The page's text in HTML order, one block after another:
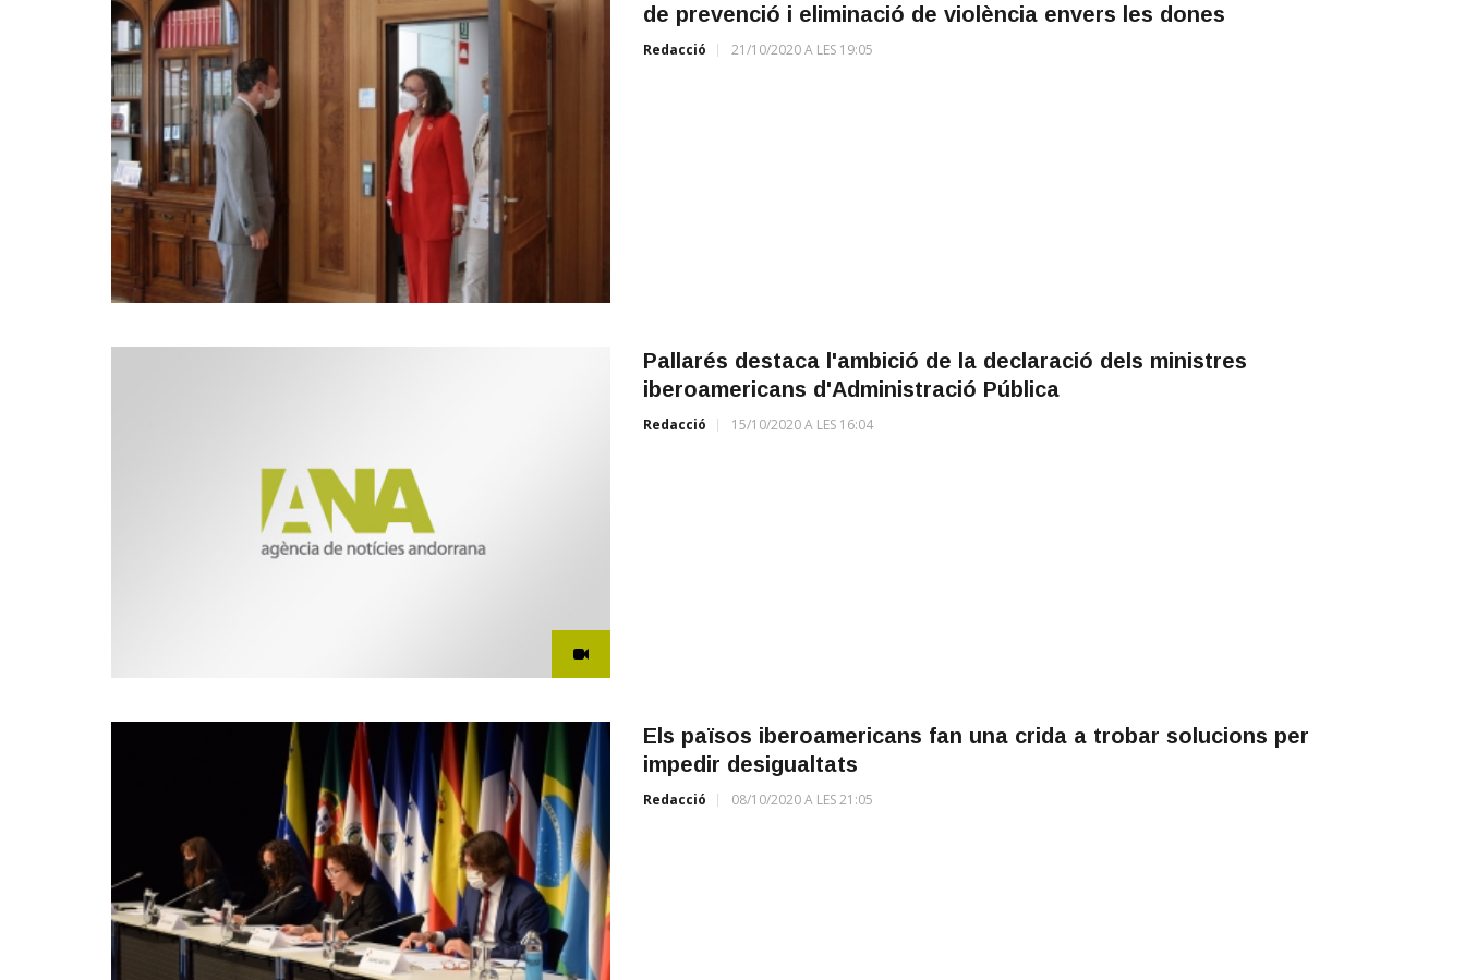
de prevenció i eliminació de violència envers les dones
Redacció 21/10/2020 A LES 19:05
Pallarés destaca l'ambició de la declaració dels ministres
iberoamericans d'Administració Pública
Redacció 15/10/2020 A LES 16:04
Els països iberoamericans fan una crida a trobar solucions per
impedir desigualtats
Redacció 08/10/2020 A LES 21:05